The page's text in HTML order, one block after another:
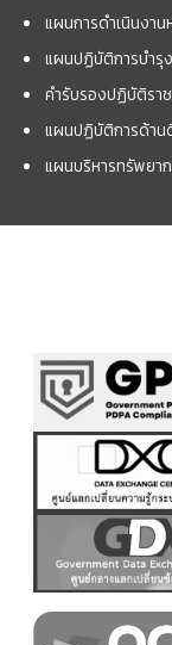
แผนการดำเนินงา
แผนปฏิบัติการบำรุ
คำรับรองปฏิบัติรา
แผนปฏิบัติการด้าน
แผนบริหารทรัพยา